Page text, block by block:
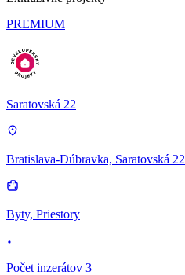
PREMIUM
Saratovská 22
Bratislava-Dúbravka, Saratovská 22
Byty, Priestory
Počet inzerátov 3